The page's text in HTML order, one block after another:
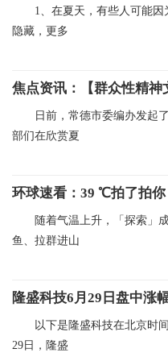
1、在夏天，有些人可能
隐藏，更多
日前，常德市委编办发起
部们在欣赏夏
随着气温上升，「探索」
鱼、拉群进山
隆盛科技6月29日盘中涨
以下是隆盛科技在北京时
29日，隆盛